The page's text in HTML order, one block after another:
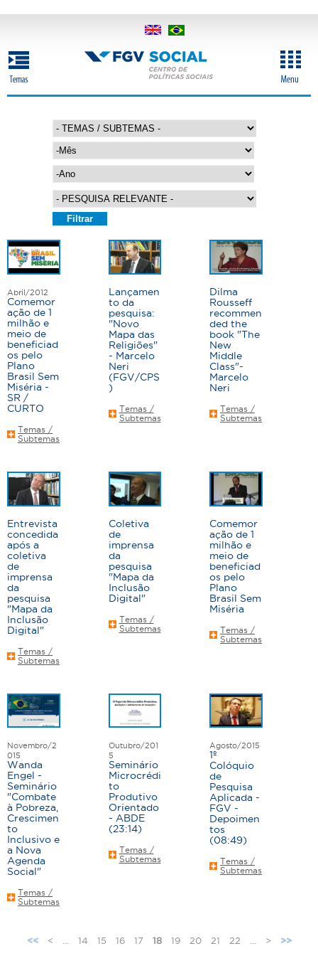
conteúdo
principal
M
s
o
Abril/2012
Comemor
ação de 1
milhão e
meio de
beneficiad
os pelo
Plano
Brasil Sem
Miséria -
SR /
CURTO
Temas /
Subtemas
Lançamen
to da
pesquisa:
"Novo
Mapa das
Religiões"
- Marcelo
Neri
(FGV/CPS
)
Temas /
Subtemas
Dilma
Rousseff
recommen
ded the
book "The
New
Middle
Class"-
Marcelo
Neri
Temas /
Subtemas
Entrevista
concedida
após a
coletiva
de
imprensa
da
pesquisa
"Mapa da
Inclusão
Digital"
Temas /
Subtemas
Coletiva
de
imprensa
da
pesquisa
"Mapa da
Inclusão
Digital"
Temas /
Subtemas
Comemor
ação de 1
milhão e
meio de
beneficiad
os pelo
Plano
Brasil Sem
Miséria
Temas /
Subtemas
Novembro/2
015
Wanda
Engel -
Seminário
"Combate
à Pobreza,
Crescimen
to
Inclusivo e
a Nova
Agenda
Social"
Temas /
Subtemas
Outubro/201
5
Seminário
Microcrédi
to
Produtivo
Orientado
- ABDE
(23:14)
Temas /
Subtemas
Agosto/2015
1º
Colóquio
de
Pesquisa
Aplicada -
FGV -
Depoimen
tos
(08:49)
Temas /
Subtemas
P
á
g
i
n
a
s
<< < 14 15 16 17 18 19 20 21 22 > >>